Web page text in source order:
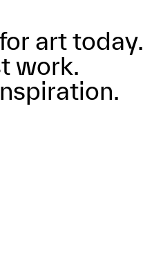
art today.
work.